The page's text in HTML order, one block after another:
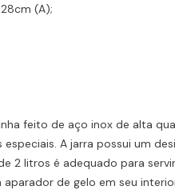
(A);
feito de aço inox de alta
A jarra possui um
2 litros é adequado para
de gelo em seu